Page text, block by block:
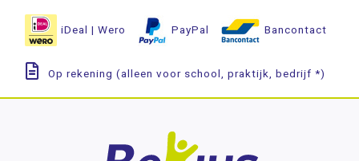
iDeal | Wero PayPal Bancontact
Op rekening (alleen voor school, praktijk, bedrijf *)